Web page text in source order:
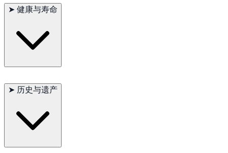
们需要大量的运动，以保持身体和精神的健康。每日的散步、跑
于保持其健康和长寿。
➤ 健康与寿命
次要问题：耳部感染、胃胀气
建议测试：髋关节、肘部、眼睛
寿命：10–13年
➤ 历史与遗产